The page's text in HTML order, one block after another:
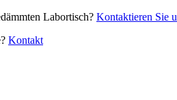
Labortisch? Kontaktieren Sie
Kontakt